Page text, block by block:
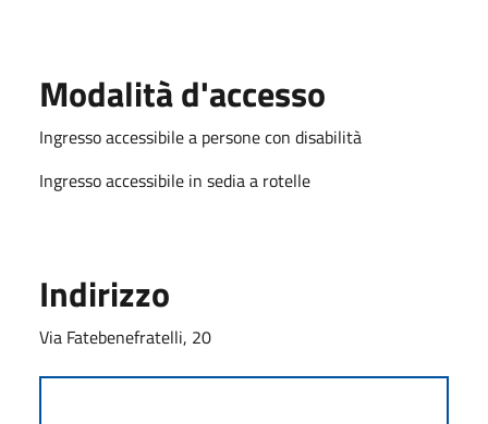
Modalità d'accesso
Ingresso accessibile a persone con disabilità
Ingresso accessibile in sedia a rotelle
Indirizzo
Via Fatebenefratelli, 20